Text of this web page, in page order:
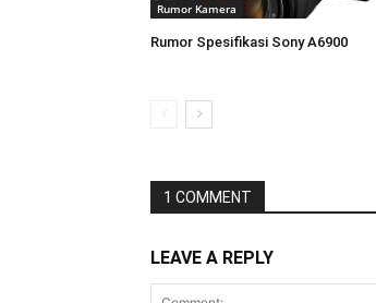
Rumor Kamera
Rumor Spesifikasi Sony A6900
1 COMMENT
LEAVE A REPLY